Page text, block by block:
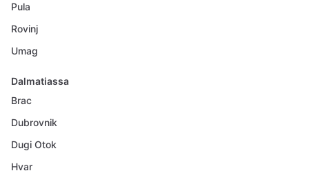
Pula
Rovinj
Umag
Dalmatiassa
Brac
Dubrovnik
Dugi Otok
Hvar